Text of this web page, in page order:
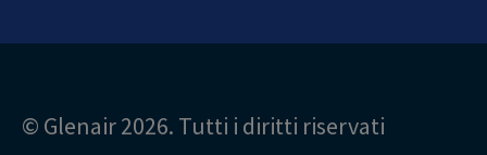
© Glenair 2026. Tutti i diritti riservati